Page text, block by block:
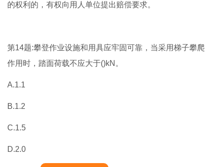
的权利的，有权向用人单位提出赔偿要求。
第14题:攀登作业设施和用具应牢固可靠，当采用梯子攀爬
作用时，踏面荷载不应大于()kN。
A.1.1
B.1.2
C.1.5
D.2.0